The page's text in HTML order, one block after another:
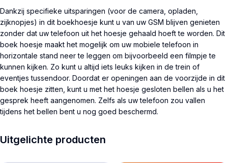
Dankzij specifieke uitsparingen (voor de camera, opladen,
zijknopjes) in dit boekhoesje kunt u van uw GSM blijven genieten
zonder dat uw telefoon uit het hoesje gehaald hoeft te worden. Dit
boek hoesje maakt het mogelijk om uw mobiele telefoon in
horizontale stand neer te leggen om bijvoorbeeld een filmpje te
kunnen kijken. Zo kunt u altijd iets leuks kijken in de trein of
eventjes tussendoor. Doordat er openingen aan de voorzijde in dit
boek hoesje zitten, kunt u met het hoesje gesloten bellen als u het
gesprek heeft aangenomen. Zelfs als uw telefoon zou vallen
tijdens het bellen bent u nog goed beschermd.
Uitgelichte producten